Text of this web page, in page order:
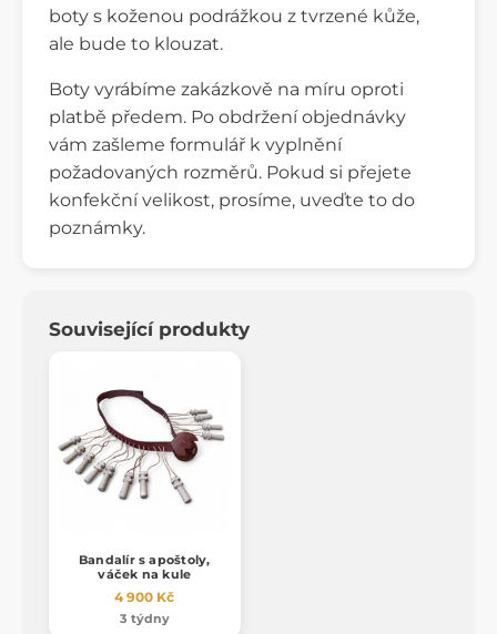
boty s koženou podrážkou z tvrzené kůže,
ale bude to klouzat.
Boty vyrábíme zakázkově na míru oproti
platbě předem. Po obdržení objednávky
vám zašleme formulář k vyplnění
požadovaných rozměrů. Pokud si přejete
konfekční velikost, prosíme, uveďte to do
poznámky.
Související produkty
Bandalír s apoštoly,
váček na kule
4 900 Kč
3 týdny